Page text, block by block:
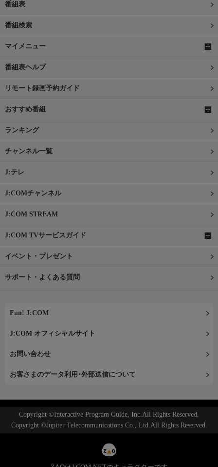
番組表
番組検索
マイメニュー
番組表ヘルプ
リモート録画予約ガイド
おすすめ番組
ランキング
チャンネル一覧
J:テレ
J:COMチャンネル
J:COM STREAM
J:COM TVサービスガイド
イベント・プレゼント
サポート・よくある質問
Fun! J:COM
J:COM オフィシャルサイト
お問い合わせ
お客さまのデータ利用･外部送信について
Copyright ©Interactive Program Guide, Inc.All Rights Reserved.
Copyright ©Jupiter Telecommunications Co., Ltd.All Rights Reserved.